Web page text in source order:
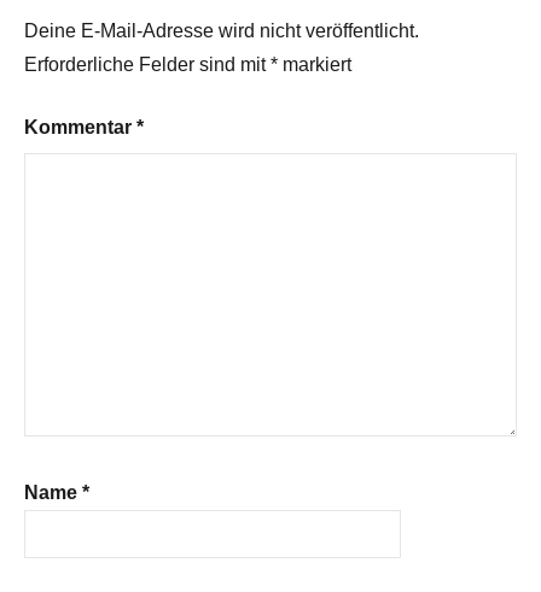
Deine E-Mail-Adresse wird nicht veröffentlicht.
Erforderliche Felder sind mit* markiert
Kommentar *
Name *